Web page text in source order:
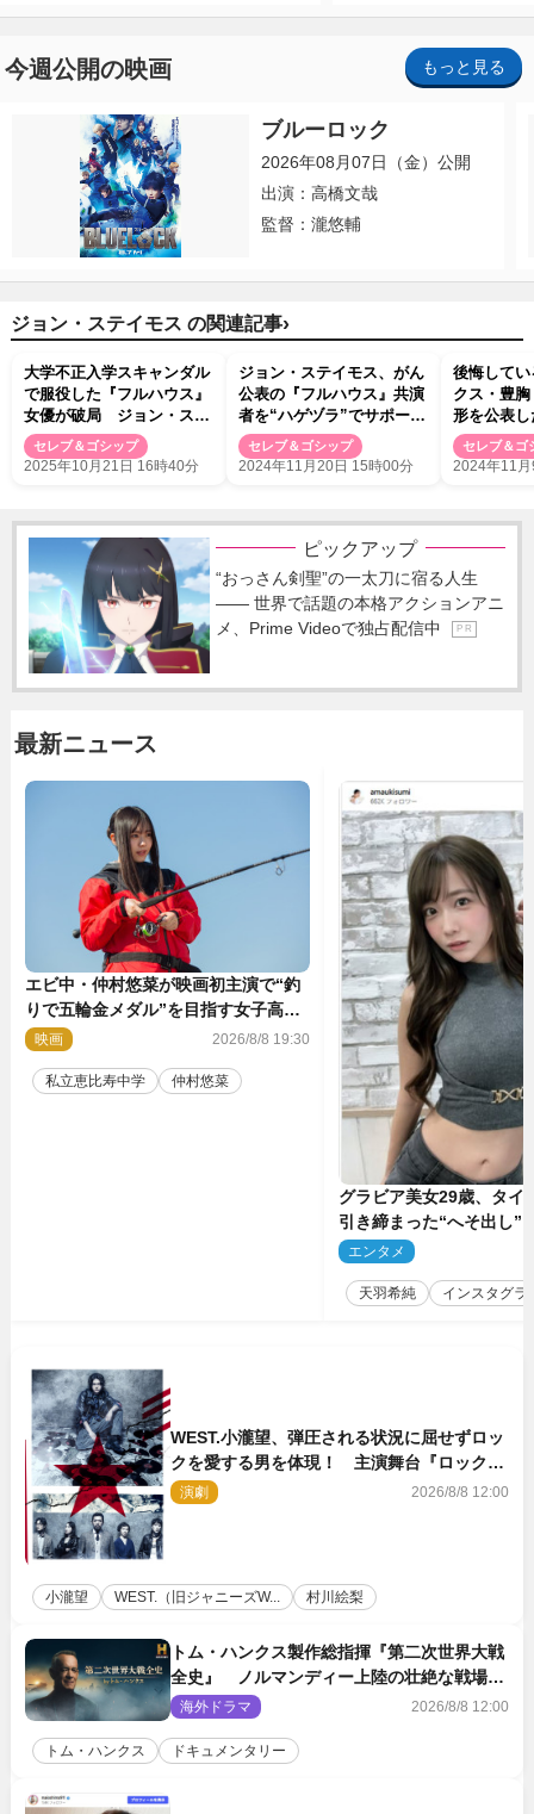
今週公開の映画 もっと見る
ブルーロック
2026年08月07日（金）公開
出演：高橋文哉
監督：瀧悠輔
ジョン・ステイモス の関連記事›
大学不正入学スキャンダル
で服役した『フルハウス』
女優が破局 ジョン・ステ
イモスが元夫を「首謀者」
「ナルシスト」と猛批判
セレブ＆ゴシップ
2025年10月21日 16時40分
ジョン・ステイモス、がん
公表の『フルハウス』共演
者を“ハゲヅラ”でサポート
して炎上 当人は擁護
セレブ＆ゴシップ
2024年11月20日 15時00分
後悔して
クス・豊
形を公表
セレブ＆ゴ
2024年11
ピックアップ
“おっさん剣聖”の一太刀に宿る人生
―― 世界で話題の本格アクションアニ
メ、Prime Videoで独占配信中
P R
最新ニュース
エビ中・仲村悠菜が映画初主演で“釣
りで五輪金メダル”を目指す女子高生
に！ 映画『つりこまち』今秋公開
映画 2026/8/8 19:30
私立恵比寿中学 仲村悠菜
グラビア美女29歳、タイ
引き締まった“へそ出し”
「可愛い過ぎる」
エンタメ
天羽希純 インスタグラ
WEST.小瀧望、弾圧される状況に屈せずロッ
クを愛する男を体現！ 主演舞台『ロックン
ロール』ビジュアル解禁
演劇 2026/8/8 12:00
小瀧望 WEST.（旧ジャニーズW... 村川絵梨
トム・ハンクス製作総指揮『第二次世界大戦
全史』 ノルマンディー上陸の壮絶な戦場を
収めた特別映像解禁
海外ドラマ 2026/8/8 12:00
トム・ハンクス ドキュメンタリー